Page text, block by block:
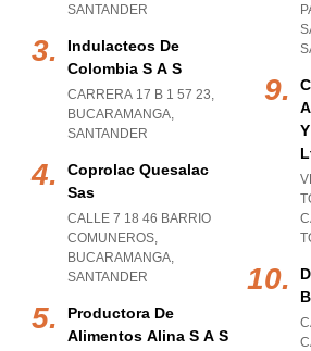
SANTANDER
Indulacteos De
Colombia S A S
CARRERA 17 B 1 57 23,
BUCARAMANGA,
SANTANDER
Coprolac Quesalac
Sas
CALLE 7 18 46 BARRIO
COMUNEROS,
BUCARAMANGA,
SANTANDER
Productora De
Alimentos Alina S A S